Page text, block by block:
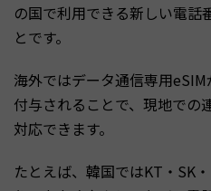
の国で利用できる新しい電話
とです。
海外ではデータ通信専用
付与されることで、現地での
対応できます。
たとえば、韓国ではKT・SK